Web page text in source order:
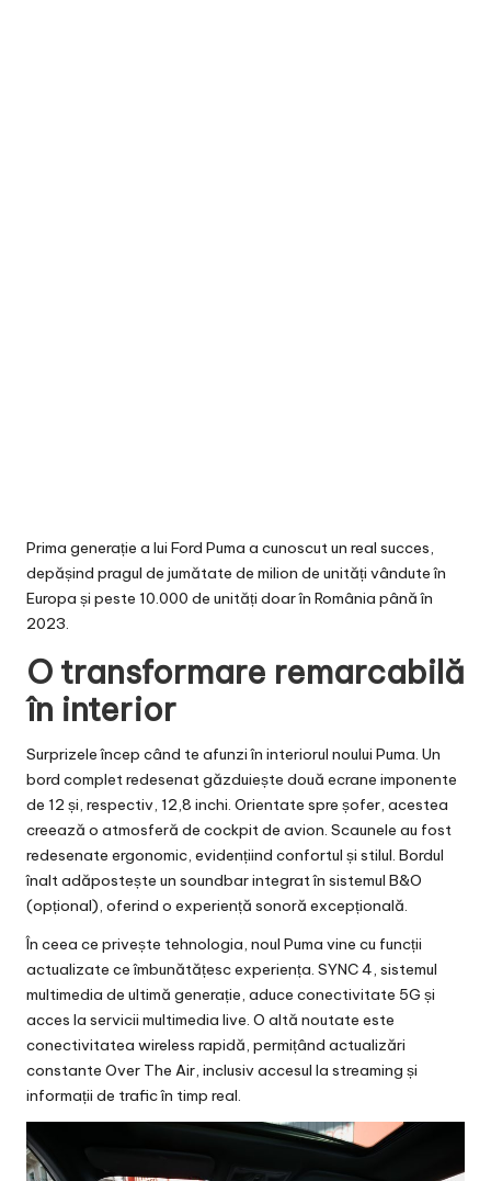
Prima generație a lui Ford Puma a cunoscut un real succes,
depășind pragul de jumătate de milion de unități vândute în
Europa și peste 10.000 de unități doar în România până în
2023.
O transformare remarcabilă
în interior
Surprizele încep când te afunzi în interiorul noului Puma. Un
bord complet redesenat găzduiește două ecrane imponente
de 12 și, respectiv, 12,8 inchi. Orientate spre șofer, acestea
creează o atmosferă de cockpit de avion. Scaunele au fost
redesenate ergonomic, evidențiind confortul și stilul. Bordul
înalt adăpostește un soundbar integrat în sistemul B&O
(opțional), oferind o experiență sonoră excepțională.
În ceea ce privește tehnologia, noul Puma vine cu funcții
actualizate ce îmbunătățesc experiența. SYNC 4, sistemul
multimedia de ultimă generație, aduce conectivitate 5G și
acces la servicii multimedia live. O altă noutate este
conectivitatea wireless rapidă, permițând actualizări
constante Over The Air, inclusiv accesul la streaming și
informații de trafic în timp real.